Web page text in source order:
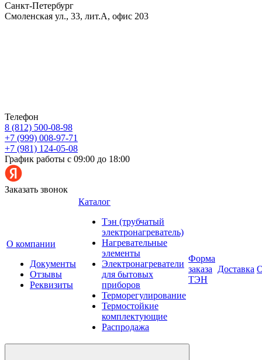
Санкт-Петербург
Смоленская ул., 33, лит.А, офис 203
Телефон
8 (812) 500-08-98
+7 (999) 008-97-71
+7 (981) 124-05-08
График работы с 09:00 до 18:00
Заказать звонок
О компании
Документы
Отзывы
Реквизиты
Каталог
Тэн (трубчатый
электронагреватель)
Нагревательные
элементы
Электронагреватели
для бытовых
приборов
Терморегулирование
Термостойкие
комплектующие
Распродажа
Форма
заказа
ТЭН
Доставка